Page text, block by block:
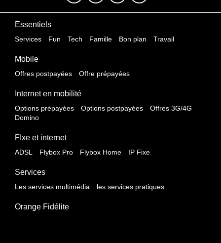
Essentiels
Services Fun Tech Famille Bon plan Travail
Mobile
Offres postpayées Offre prépayées
Internet en mobilité
Options prépayées Options postpayées
Offres 3G/4G
Domino
FIxe et internet
ADSL Flybox Pro Flybox Home IP Fixe
Services
Les services multimédia les services pratiques
Orange Fidélite